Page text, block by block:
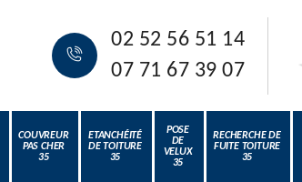
02 52 56 51 14
07 71 67 39 07
COUVREUR
PAS CHER
35
ETANCHÉITÉ
DE TOITURE
35
POSE
DE
VELUX
35
RECHERCHE DE
FUITE TOITURE
35